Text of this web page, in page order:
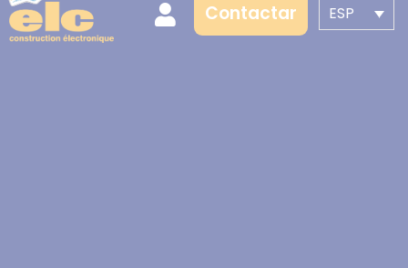
Contactar ESP